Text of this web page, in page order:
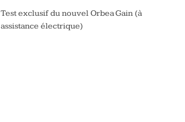
Test exclusif du nouvel Orbea Gain (à
assistance électrique)